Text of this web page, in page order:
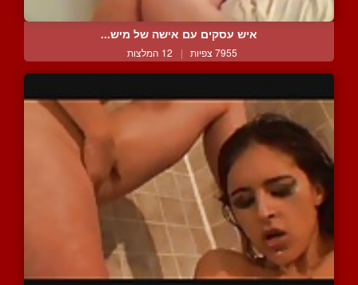
איש עסקים עם אישה של מיש...
7955 צפיות | 12 המלצות